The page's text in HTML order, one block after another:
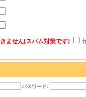
ません[スパム対策です]
パスワード: